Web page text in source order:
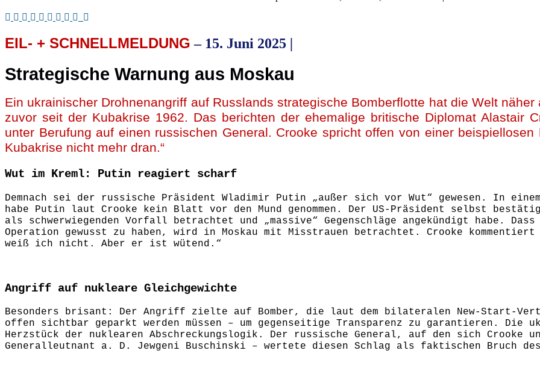
EIL- + SCHNELLMELDUNG – 15. Juni 2025 |
Strategische Warnung aus Moskau
Ein ukrainischer Drohnenangriff auf Russlands strategische Bomberflotte hat die Welt
zuvor seit der Kubakrise 1962. Das berichten der ehemalige britische Diplomat Alastair
unter Berufung auf einen russischen General. Crooke spricht offen von einer
Kubakrise nicht mehr dran.“
Wut im Kreml: Putin reagiert scharf
Demnach sei der russische Präsident Wladimir Putin „außer sich vor Wut“ gewesen. In
habe Putin laut Crooke kein Blatt vor den Mund genommen. Der US-Präsident selbst
als schwerwiegenden Vorfall betrachtet und „massive“ Gegenschläge angekündigt habe.
Operation gewusst zu haben, wird in Moskau mit Misstrauen betrachtet. Crooke
weiß ich nicht. Aber er ist wütend.“
Angriff auf nukleare Gleichgewichte
Besonders brisant: Der Angriff zielte auf Bomber, die laut dem bilateralen New-Start-
offen sichtbar geparkt werden müssen – um gegenseitige Transparenz zu garantieren.
Herzstück der nuklearen Abschreckungslogik. Der russische General, auf den sich Crooke
Generalleutnant a. D. Jewgeni Buschinski – wertete diesen Schlag als faktischen Bruch des